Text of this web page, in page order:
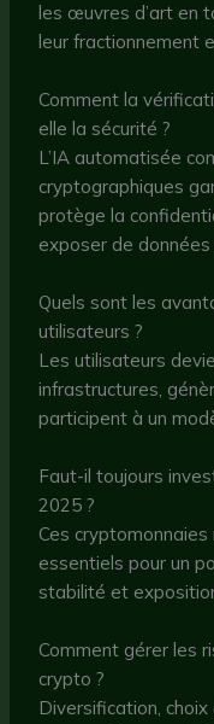
les œuvres d’art en
leur fractionnement
Comment la
elle la sécurité ?
L’IA automatisée
cryptographiques
protège la
exposer de données
Quels sont les
utilisateurs ?
Les utilisateurs
infrastructures,
participent à un
Faut-il toujours
2025 ?
Ces
essentiels pour un
stabilité et
Comment gérer les
crypto ?
Diversification,